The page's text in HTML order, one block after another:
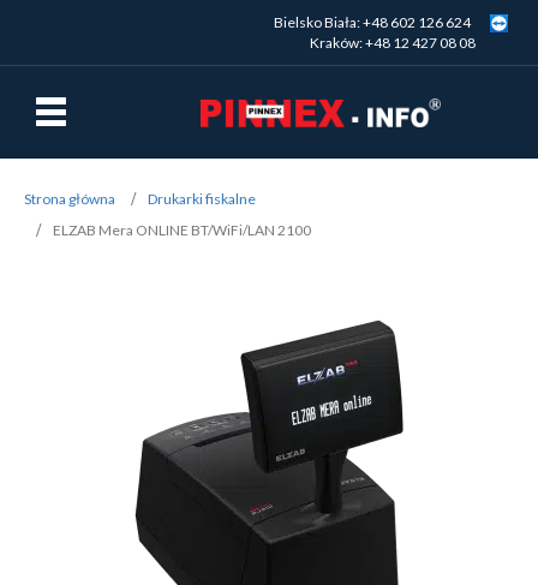
Bielsko Biała: +48 602 126 624
Kraków: +48 12 427 08 08
Strona główna
Drukarki fiskalne
ELZAB Mera ONLINE BT/WiFi/LAN 2100